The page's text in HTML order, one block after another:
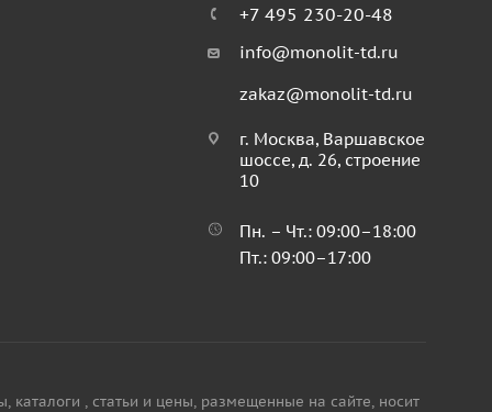
+7 495 230-20-48
info@monolit-td.ru
zakaz@monolit-td.ru
г. Москва, Варшавское
шоссе, д. 26, строение
10
Пн. – Чт.: 09:00–18:00
Пт.: 09:00–17:00
, статьи и цены, размещенные на сайте, носит